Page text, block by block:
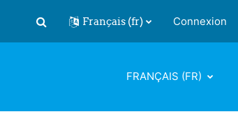
Activer/désactiver la saisie de
Français ‎(fr)‎ Connexion
FRANÇAIS ‎(FR)‎